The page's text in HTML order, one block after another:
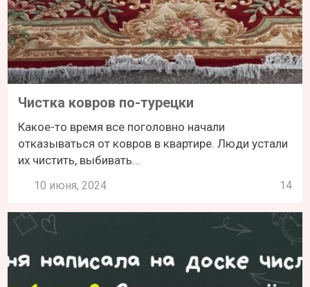
Чистка ковров по-турецки
Какое-то время все поголовно начали
отказываться от ковров в квартире. Люди устали
их чистить, выбивать...
10 июня, 2024 14